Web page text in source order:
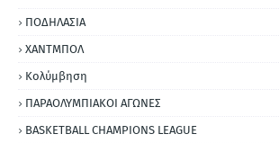
ΠΟΔΗΛΑΣΙΑ
ΧΑΝΤΜΠΟΛ
Κολύμβηση
ΠΑΡΑΟΛΥΜΠΙΑΚΟΙ ΑΓΩΝΕΣ
BASKETBALL CHAMPIONS LEAGUE